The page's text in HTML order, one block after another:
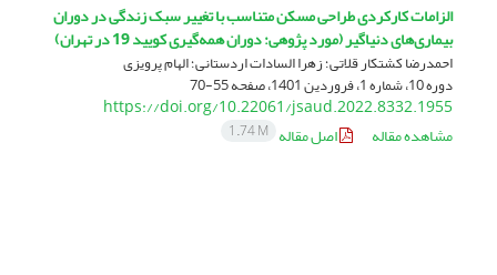
الزامات کارکردی طراحی مسکن متناسب با تغییر سبک زندگی در دوران
بیماری‌های دنیاگیر (مورد پژوهی: دوران همه‌گیری کویید 19 در تهران)
احمدرضا کشتکار قلاتی؛ زهرا السادات اردستانی؛ الهام پرویزی
دوره 10، شماره 1، فروردین 1401، صفحه 55-70
https://doi.org/10.22061/jsaud.2022.8332.1955
مشاهده مقاله
اصل مقاله 1.74 M